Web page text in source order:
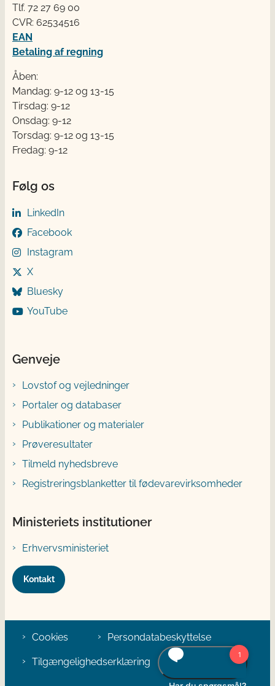
Tlf. 72 2​​​7 69 00
CVR: 62534516
EAN
Betaling af regning
Åben:
Mandag: 9-12 og 13-15
Tirsdag: 9-12
Onsdag: 9-12
Torsdag: 9-12 og 13-15
Fredag: 9-12
Følg os
LinkedIn
Facebook
Instagram
X
Bluesky
YouTube
Genveje
Lovstof og vejledninger
Portaler og databaser
Publikationer og materialer
Prøveresultater
Tilmeld nyhedsbreve
Registreringsblanketter til fødevarevirksomheder
Ministeriets institutioner
Erhvervsministeriet
Kontakt
Cookies Persondatabeskyttelse
Tilgængelighedserklæring